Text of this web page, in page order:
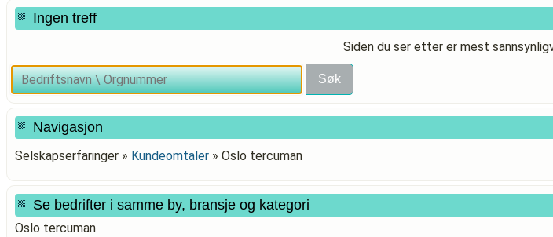
Ingen treff
Siden du ser etter er mest
Navigasjon
Selskapserfaringer » Kundeomtaler » Oslo tercuman
Se bedrifter i samme by, bransje og kategori
Oslo tercuman